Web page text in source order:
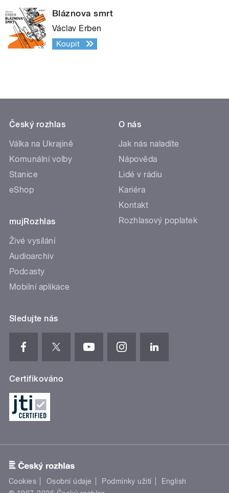
Bláznova smrt
Václav Erben
Koupit
Český rozhlas
Válka na Ukrajině
Komunální volby
Stanice
eShop
mujRozhlas
Živé vysílání
Audioarchiv
Podcasty
Mobilní aplikace
O nás
Jak nás naladíte
Nápověda
Lidé v rádiu
Kariéra
Kontakt
Rozhlasový poplatek
Sledujte nás
Certifikováno
Cookies Osobní údaje Podmínky užití
English